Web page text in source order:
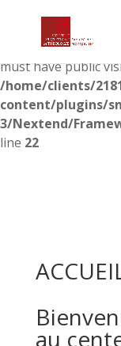
: The
must have public
/home/clients/
content/plugins/
3/Nextend/
line 22
au